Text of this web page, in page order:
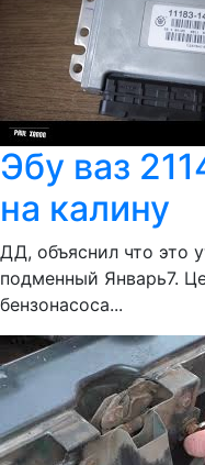
Эбу ваз
на калину
ДД, объяснил что это
подменный Январь7.
бензонасоса...